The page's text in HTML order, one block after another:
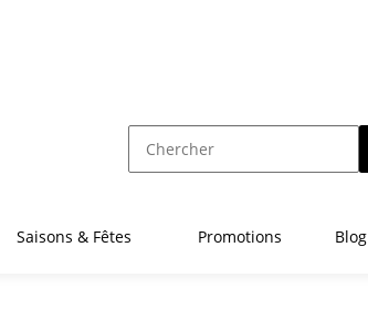
Saisons & Fêtes Promotions Blog